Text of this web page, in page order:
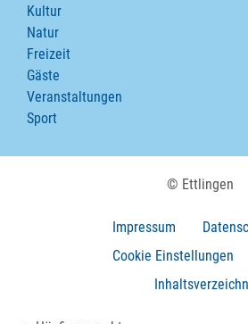
Kultur
Natur
Freizeit
Gäste
Veranstaltungen
Sport
© Ettlingen
Impressum
Cookie Einstellungen